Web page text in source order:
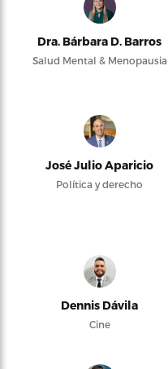
Dra. Bárbara D. Barros
Salud Mental & Menopausia
José Julio Aparicio
Política y derecho
Dennis Dávila
Cine